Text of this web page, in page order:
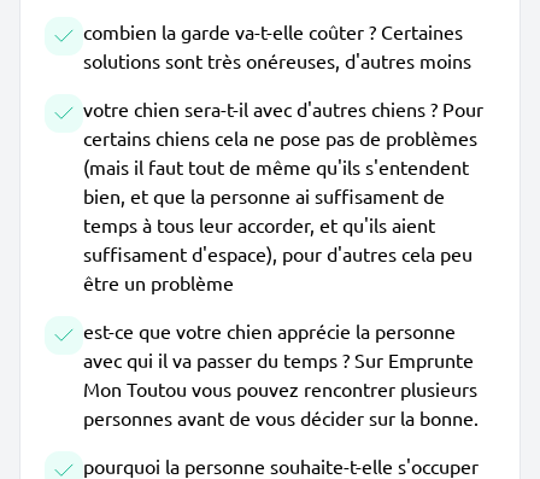
combien la garde va-t-elle coûter ? Certaines
solutions sont très onéreuses, d'autres moins
votre chien sera-t-il avec d'autres chiens ? Pour
certains chiens cela ne pose pas de problèmes
(mais il faut tout de même qu'ils s'entendent
bien, et que la personne ai suffisament de
temps à tous leur accorder, et qu'ils aient
suffisament d'espace), pour d'autres cela peu
être un problème
est-ce que votre chien apprécie la personne
avec qui il va passer du temps ? Sur Emprunte
Mon Toutou vous pouvez rencontrer plusieurs
personnes avant de vous décider sur la bonne.
pourquoi la personne souhaite-t-elle s'occuper